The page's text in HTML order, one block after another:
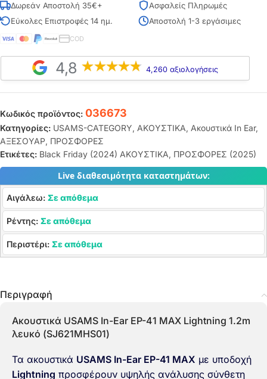
Δωρεάν Αποστολή 35€+
Ασφαλείς Πληρωμές
Εύκολες Επιστροφές 14 ημ.
Αποστολή 1-3 εργάσιμες
COD
4,8 4,260 αξιολογήσεις
Κωδικός προϊόντος: 036673
Κατηγορίες: USAMS-CATEGORY, ΑΚΟΥΣΤΙΚΑ, Ακουστικά In Ear,
ΑΞΕΣΟΥΑΡ, ΠΡΟΣΦΟΡΕΣ
Ετικέτες: Black Friday (2024) ΑΚΟΥΣΤΙΚΑ, ΠΡΟΣΦΟΡΕΣ (2025)
Live διαθεσιμότητα καταστημάτων:
Αιγάλεω: Σε απόθεμα
Ρέντης: Σε απόθεμα
Περιστέρι: Σε απόθεμα
Περιγραφή
Ακουστικά USAMS In-Ear EP-41 MAX Lightning 1.2m
λευκό (SJ621MHS01)
Τα ακουστικά USAMS In-Ear EP-41 MAX με υποδοχή
Lightning προσφέρουν υψηλής ανάλυσης σύνθετη